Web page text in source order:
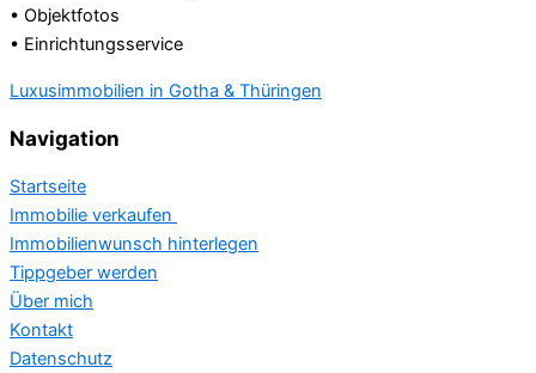
• Objektfotos
• Einrichtungsservice
Luxusimmobilien in Gotha & Thüringen
Navigation
Startseite
Immobilie verkaufen
Immobilienwunsch hinterlegen
Tippgeber werden
Über mich
Kontakt
Datenschutz